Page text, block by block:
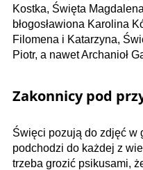
Kostka, Święta
błogosławiona Karolina
Filomena i Katarzyna,
Piotr, a nawet Archanioł
Zakonnicy pod
Święci pozują do zdjęć w
podchodzi do każdej z
trzeba grozić psikusami,